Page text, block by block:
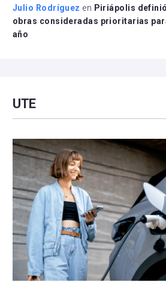
Julio Rodríguez en Piriápolis
obras consideradas prioritarias
año
UTE